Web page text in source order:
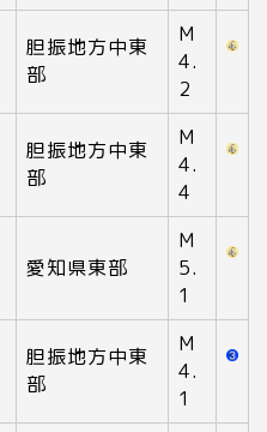
胆振地方中東
部
M
4.
2
胆振地方中東
部
M
4.
4
愛知県東部
M
5.
1
胆振地方中東
部
M
4.
1